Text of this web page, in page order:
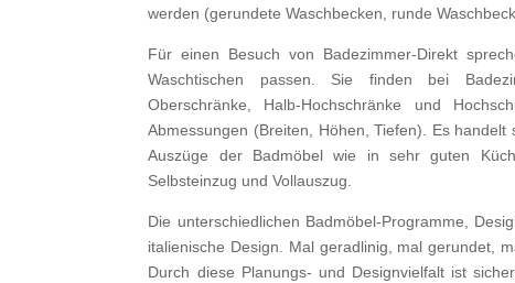
werden (gerundete Waschbecken, runde
Für einen Besuch von Badezimmer-Direkt
Waschtischen passen. Sie finden bei
Oberschränke, Halb-Hochschränke und
Abmessungen (Breiten, Höhen, Tiefen). Es
Auszüge der Badmöbel wie in sehr guten
Selbsteinzug und Vollauszug.
Die unterschiedlichen Badmöbel-Programme,
italienische Design. Mal geradlinig, mal gerundet,
Durch diese Planungs- und Designvielfalt ist